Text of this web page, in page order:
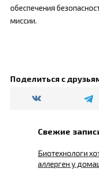
обеспечения
миссии.
Поделиться с
Свежие
Биотехнологи
аллерген у